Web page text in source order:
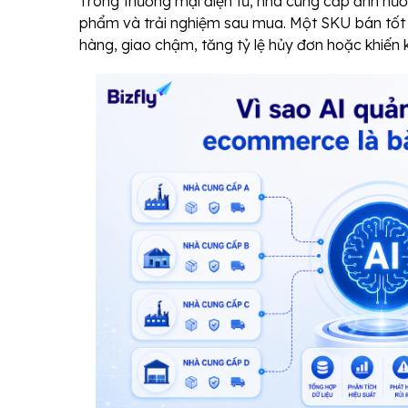
phẩm và trải nghiệm sau mua. Một SKU bán
hàng, giao chậm, tăng tỷ lệ hủy đơn hoặc khiến